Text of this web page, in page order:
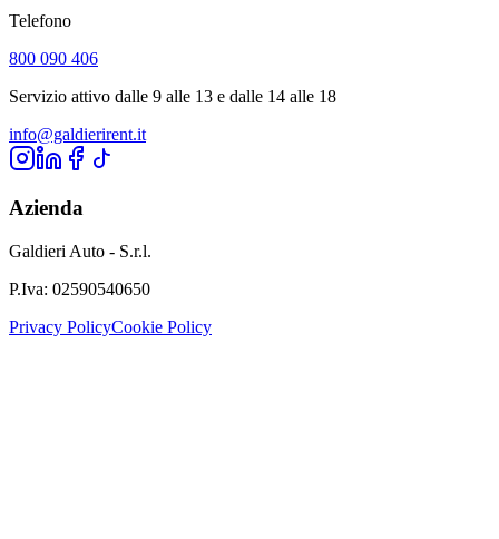
Telefono
800 090 406
Servizio attivo dalle 9 alle 13 e dalle 14 alle 18
info@galdierirent.it
Azienda
Galdieri Auto - S.r.l.
P.Iva: 02590540650
Privacy PolicyCookie Policy